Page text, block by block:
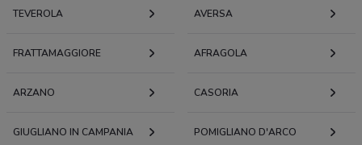
TEVEROLA AVERSA
FRATTAMAGGIORE AFRAGOLA
ARZANO CASORIA
GIUGLIANO IN CAMPANIA POMIGLIANO D'ARCO